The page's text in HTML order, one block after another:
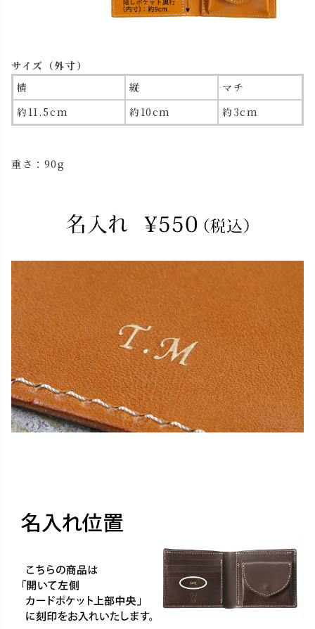
サイズ（外寸）
横
縦
マチ
約11.5cm
約10cm 約3cm
重さ：90g